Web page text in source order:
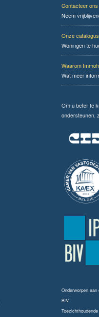
Contacteer ons
Neem
Onze catalogus
Woningen te
Waarom
Wat meer
Om u beter te
ondersteunen,
Onderworpen
BIV